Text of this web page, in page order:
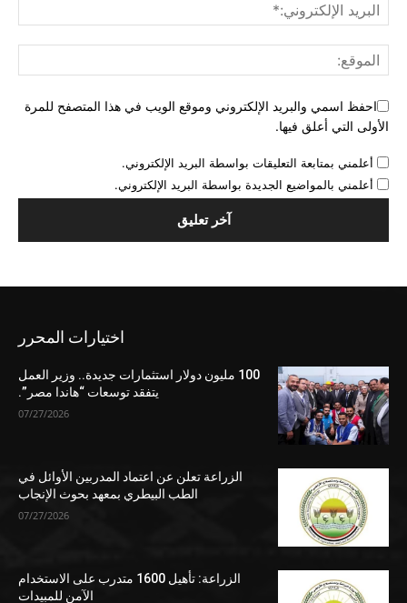
احفظ اسمي والبريد الإلكتروني وموقع الويب في هذا المتصفح للمرة
الأولى التي أعلق فيها.
أعلمني بمتابعة التعليقات بواسطة البريد الإلكتروني.
أعلمني بالمواضيع الجديدة بواسطة البريد الإلكتروني.
اختيارات المحرر
100 مليون دولار استثمارات جديدة.. وزير العمل
يتفقد توسعات “هاندا مصر”.
07/27/2026
الزراعة تعلن عن اعتماد المدربين الأوائل في
الطب البيطري بمعهد بحوث الإنجاب
07/27/2026
الزراعة: تأهيل 1600 متدرب على الاستخدام
الآمن للمبيدات